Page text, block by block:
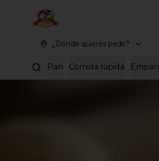
¿Dónde quieres pedir?
Pan Comida rápida